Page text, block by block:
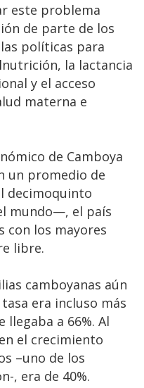
este problema
de parte de los
políticas para
la lactancia
y el acceso
materna e
de Camboya
un promedio de
decimoquinto
mundo—, el país
con los mayores
libre.
camboyanas aún
era incluso más
llegaba a 66%. Al
el crecimiento
–uno de los
, era de 40%.